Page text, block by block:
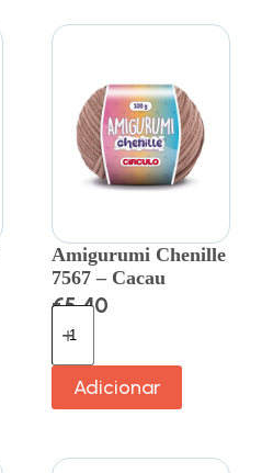
Amigurumi Chenille
7567 – Cacau
€5.40
Adicionar